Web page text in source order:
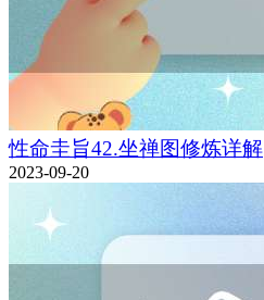
性命圭旨42.坐禅图修炼详解
2023-09-20